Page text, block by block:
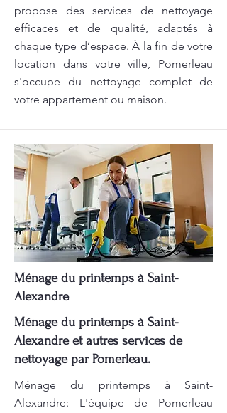
propose des services de nettoyage
efficaces et de qualité, adaptés à
chaque type d’espace. À la fin de votre
location dans votre ville, Pomerleau
s'occupe du nettoyage complet de
votre appartement ou maison.
Ménage du printemps à Saint-
Alexandre
Ménage du printemps à Saint-
Alexandre et autres services de
nettoyage par Pomerleau.
Ménage du printemps à Saint-
Alexandre: L'équipe de Pomerleau